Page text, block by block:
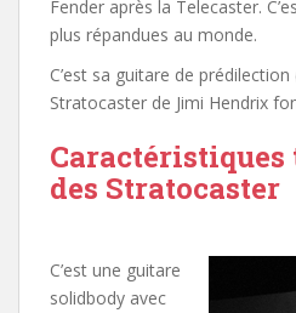
Fender après la Telecaster.
plus répandues au monde.
C’est sa guitare de
Stratocaster de Jimi Hendrix
des Stratocaster
C’est une guitare
solidbody avec